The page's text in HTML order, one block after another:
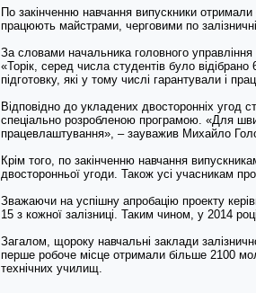
По закінченню навчання випускники
працюють майстрами, черговими по
За словами начальника головного управління
«Торік, серед числа студентів було
підготовку, які у тому числі гарантували і
Відповідно до укладених двосторонніх угод
спеціально розробленою програмою. «Для
працевлаштування», – зауважив Михайло
Крім того, по закінченню навчання
двосторонньої угоди. Також усі учасникам
Зважаючи на успішну апробацію проекту
15 з кожної залізниці. Таким чином, у 2014
Загалом, щороку навчальні заклади
перше робоче місце отримали більше 2100
технічних училищ.